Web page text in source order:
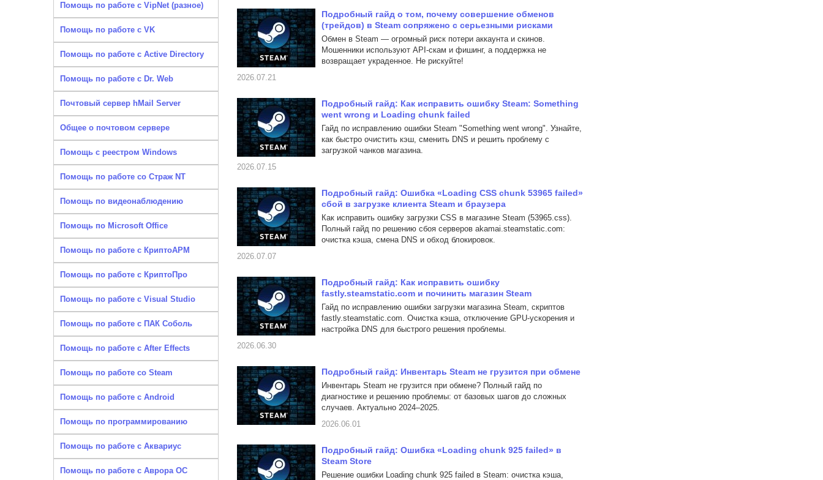
Помощь по работе с VipNet (разное)
Помощь по работе с VK
Помощь по работе с Active Directory
Помощь по работе с Dr. Web
Почтовый сервер hMail Server
Общее о почтовом сервере
Помощь с реестром Windows
Помощь по работе со Страж NT
Помощь по видеонаблюдению
Помощь по Microsoft Office
Помощь по работе с КриптоАРМ
Помощь по работе с КриптоПро
Помощь по работе с Visual Studio
Помощь по работе с ПАК Соболь
Помощь по работе с After Effects
Помощь по работе со Steam
Помощь по работе с Android
Помощь по программированию
Помощь по работе с Аквариус
Помощь по работе с Аврора ОС
Подробный гайд о том, почему совершение обменов
(трейдов) в Steam сопряжено с серьезными рисками
Обмен в Steam — огромный риск потери аккаунта и скинов.
Мошенники используют API-скам и фишинг, а поддержка не
возвращает украденное. Не рискуйте!
2026.07.21
Подробный гайд: Как исправить ошибку Steam: Something
went wrong и Loading chunk failed
Гайд по исправлению ошибки Steam "Something went wrong". Узнайте,
как быстро очистить кэш, сменить DNS и решить проблему с
загрузкой чанков магазина.
2026.07.15
Подробный гайд: Ошибка «Loading CSS chunk 53965 failed»
сбой в загрузке клиента Steam и браузера
Как исправить ошибку загрузки CSS в магазине Steam (53965.css).
Полный гайд по решению сбоя серверов akamai.steamstatic.com:
очистка кэша, смена DNS и обход блокировок.
2026.07.07
Подробный гайд: Как исправить ошибку
fastly.steamstatic.com и починить магазин Steam
Гайд по исправлению ошибки загрузки магазина Steam, скриптов
fastly.steamstatic.com. Очистка кэша, отключение GPU-ускорения и
настройка DNS для быстрого решения проблемы.
2026.06.30
Подробный гайд: Инвентарь Steam не грузится при обмене
Инвентарь Steam не грузится при обмене? Полный гайд по
диагностике и решению проблемы: от базовых шагов до сложных
случаев. Актуально 2024–2025.
2026.06.01
Подробный гайд: Ошибка «Loading chunk 925 failed» в
Steam Store
Решение ошибки Loading chunk 925 failed в Steam: очистка кэша,